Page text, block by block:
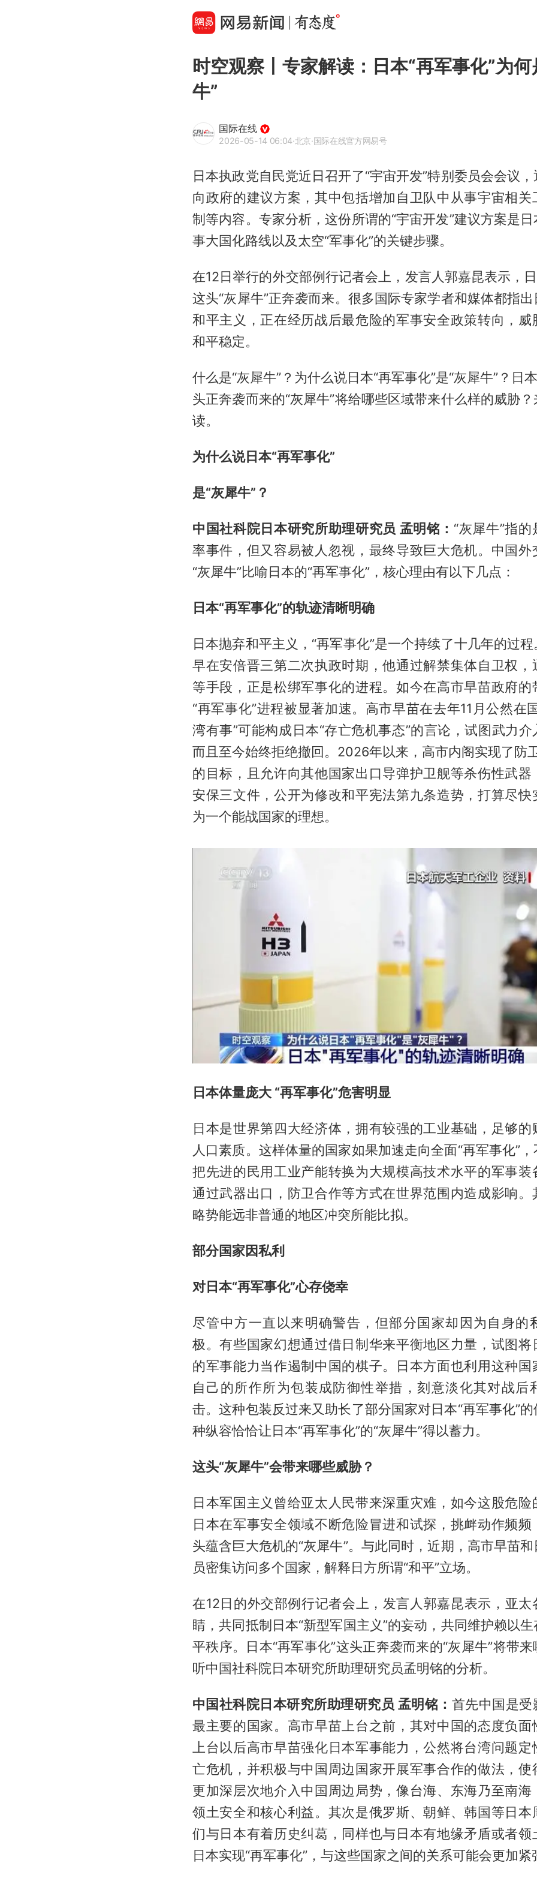
时空观察丨专家解读：日本“再军事化”为何
牛”
国际在线
2026-05-14 06:04·北京·国际在线官方网易号
日本执政党自民党近日召开了“宇宙开发”特别委员会会议
向政府的建议方案，其中包括增加自卫队中从事宇宙相关
制等内容。专家分析，这份所谓的“宇宙开发”建议方案是
事大国化路线以及太空“军事化”的关键步骤。
在12日举行的外交部例行记者会上，发言人郭嘉昆表示，
这头“灰犀牛”正奔袭而来。很多国际专家学者和媒体都指
和平主义，正在经历战后最危险的军事安全政策转向，威
和平稳定。
什么是“灰犀牛”？为什么说日本“再军事化”是“灰犀牛”？日
头正奔袭而来的“灰犀牛”将给哪些区域带来什么样的威胁
读。
为什么说日本“再军事化”
是“灰犀牛”？
中国社科院日本研究所助理研究员 孟明铭： “灰犀牛”指
率事件，但又容易被人忽视，最终导致巨大危机。中国外
“灰犀牛”比喻日本的“再军事化”，核心理由有以下几点：
日本“再军事化”的轨迹清晰明确
日本抛弃和平主义，“再军事化”是一个持续了十几年的过
早在安倍晋三第二次执政时期，他通过解禁集体自卫权，
等手段，正是松绑军事化的进程。如今在高市早苗政府的
“再军事化”进程被显著加速。高市早苗在去年11月公然在
湾有事”可能构成日本“存亡危机事态”的言论，试图武力
而且至今始终拒绝撤回。2026年以来，高市内阁实现了防
的目标，且允许向其他国家出口导弹护卫舰等杀伤性武器
安保三文件，公开为修改和平宪法第九条造势，打算尽快
为一个能战国家的理想。
日本体量庞大 “再军事化”危害明显
日本是世界第四大经济体，拥有较强的工业基础，足够的
人口素质。这样体量的国家如果加速走向全面“再军事化”
把先进的民用工业产能转换为大规模高技术水平的军事装
通过武器出口，防卫合作等方式在世界范围内造成影响。
略势能远非普通的地区冲突所能比拟。
部分国家因私利
对日本“再军事化”心存侥幸
尽管中方一直以来明确警告，但部分国家却因为自身的
极。有些国家幻想通过借日制华来平衡地区力量，试图将
的军事能力当作遏制中国的棋子。日本方面也利用这种国
自己的所作所为包装成防御性举措，刻意淡化其对战后
击。这种包装反过来又助长了部分国家对日本“再军事化”
种纵容恰恰让日本“再军事化”的“灰犀牛”得以蓄力。
这头“灰犀牛”会带来哪些威胁？
日本军国主义曾给亚太人民带来深重灾难，如今这股危险
日本在军事安全领域不断危险冒进和试探，挑衅动作频频
头蕴含巨大危机的“灰犀牛”。与此同时，近期，高市早苗
员密集访问多个国家，解释日方所谓“和平”立场。
在12日的外交部例行记者会上，发言人郭嘉昆表示，亚太
睛，共同抵制日本“新型军国主义”的妄动，共同维护赖以
平秩序。日本“再军事化”这头正奔袭而来的“灰犀牛”将带
听中国社科院日本研究所助理研究员孟明铭的分析。
中国社科院日本研究所助理研究员 孟明铭： 首先中国是
最主要的国家。高市早苗上台之前，其对中国的态度负面
上台以后高市早苗强化日本军事能力，公然将台湾问题
亡危机，并积极与中国周边国家开展军事合作的做法，使
更加深层次地介入中国周边局势，像台海、东海乃至南海
领土安全和核心利益。其次是俄罗斯、朝鲜、韩国等日本
们与日本有着历史纠葛，同样也与日本有地缘矛盾或者领
日本实现“再军事化”，与这些国家之间的关系可能会更加紧